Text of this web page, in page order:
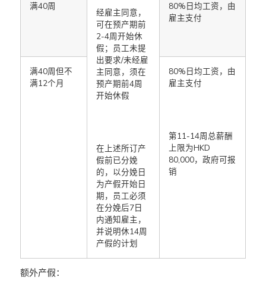
经雇主同意，
可在预产期前
2-4周开始休
假；员工未提
出要求/未经雇
主同意，须在
预产期前4周
开始休假
在上述所订产
假前已分娩
的，以分娩日
为产假开始日
期，员工必须
在分娩后7日
内通知雇主，
并说明休14周
产假的计划
满40周
80%日均工资，由
雇主支付
满40周但不
满12个月
80%日均工资，由
雇主支付
第11-14周总薪酬
上限为HKD
80,000，政府可报
销
额外产假：